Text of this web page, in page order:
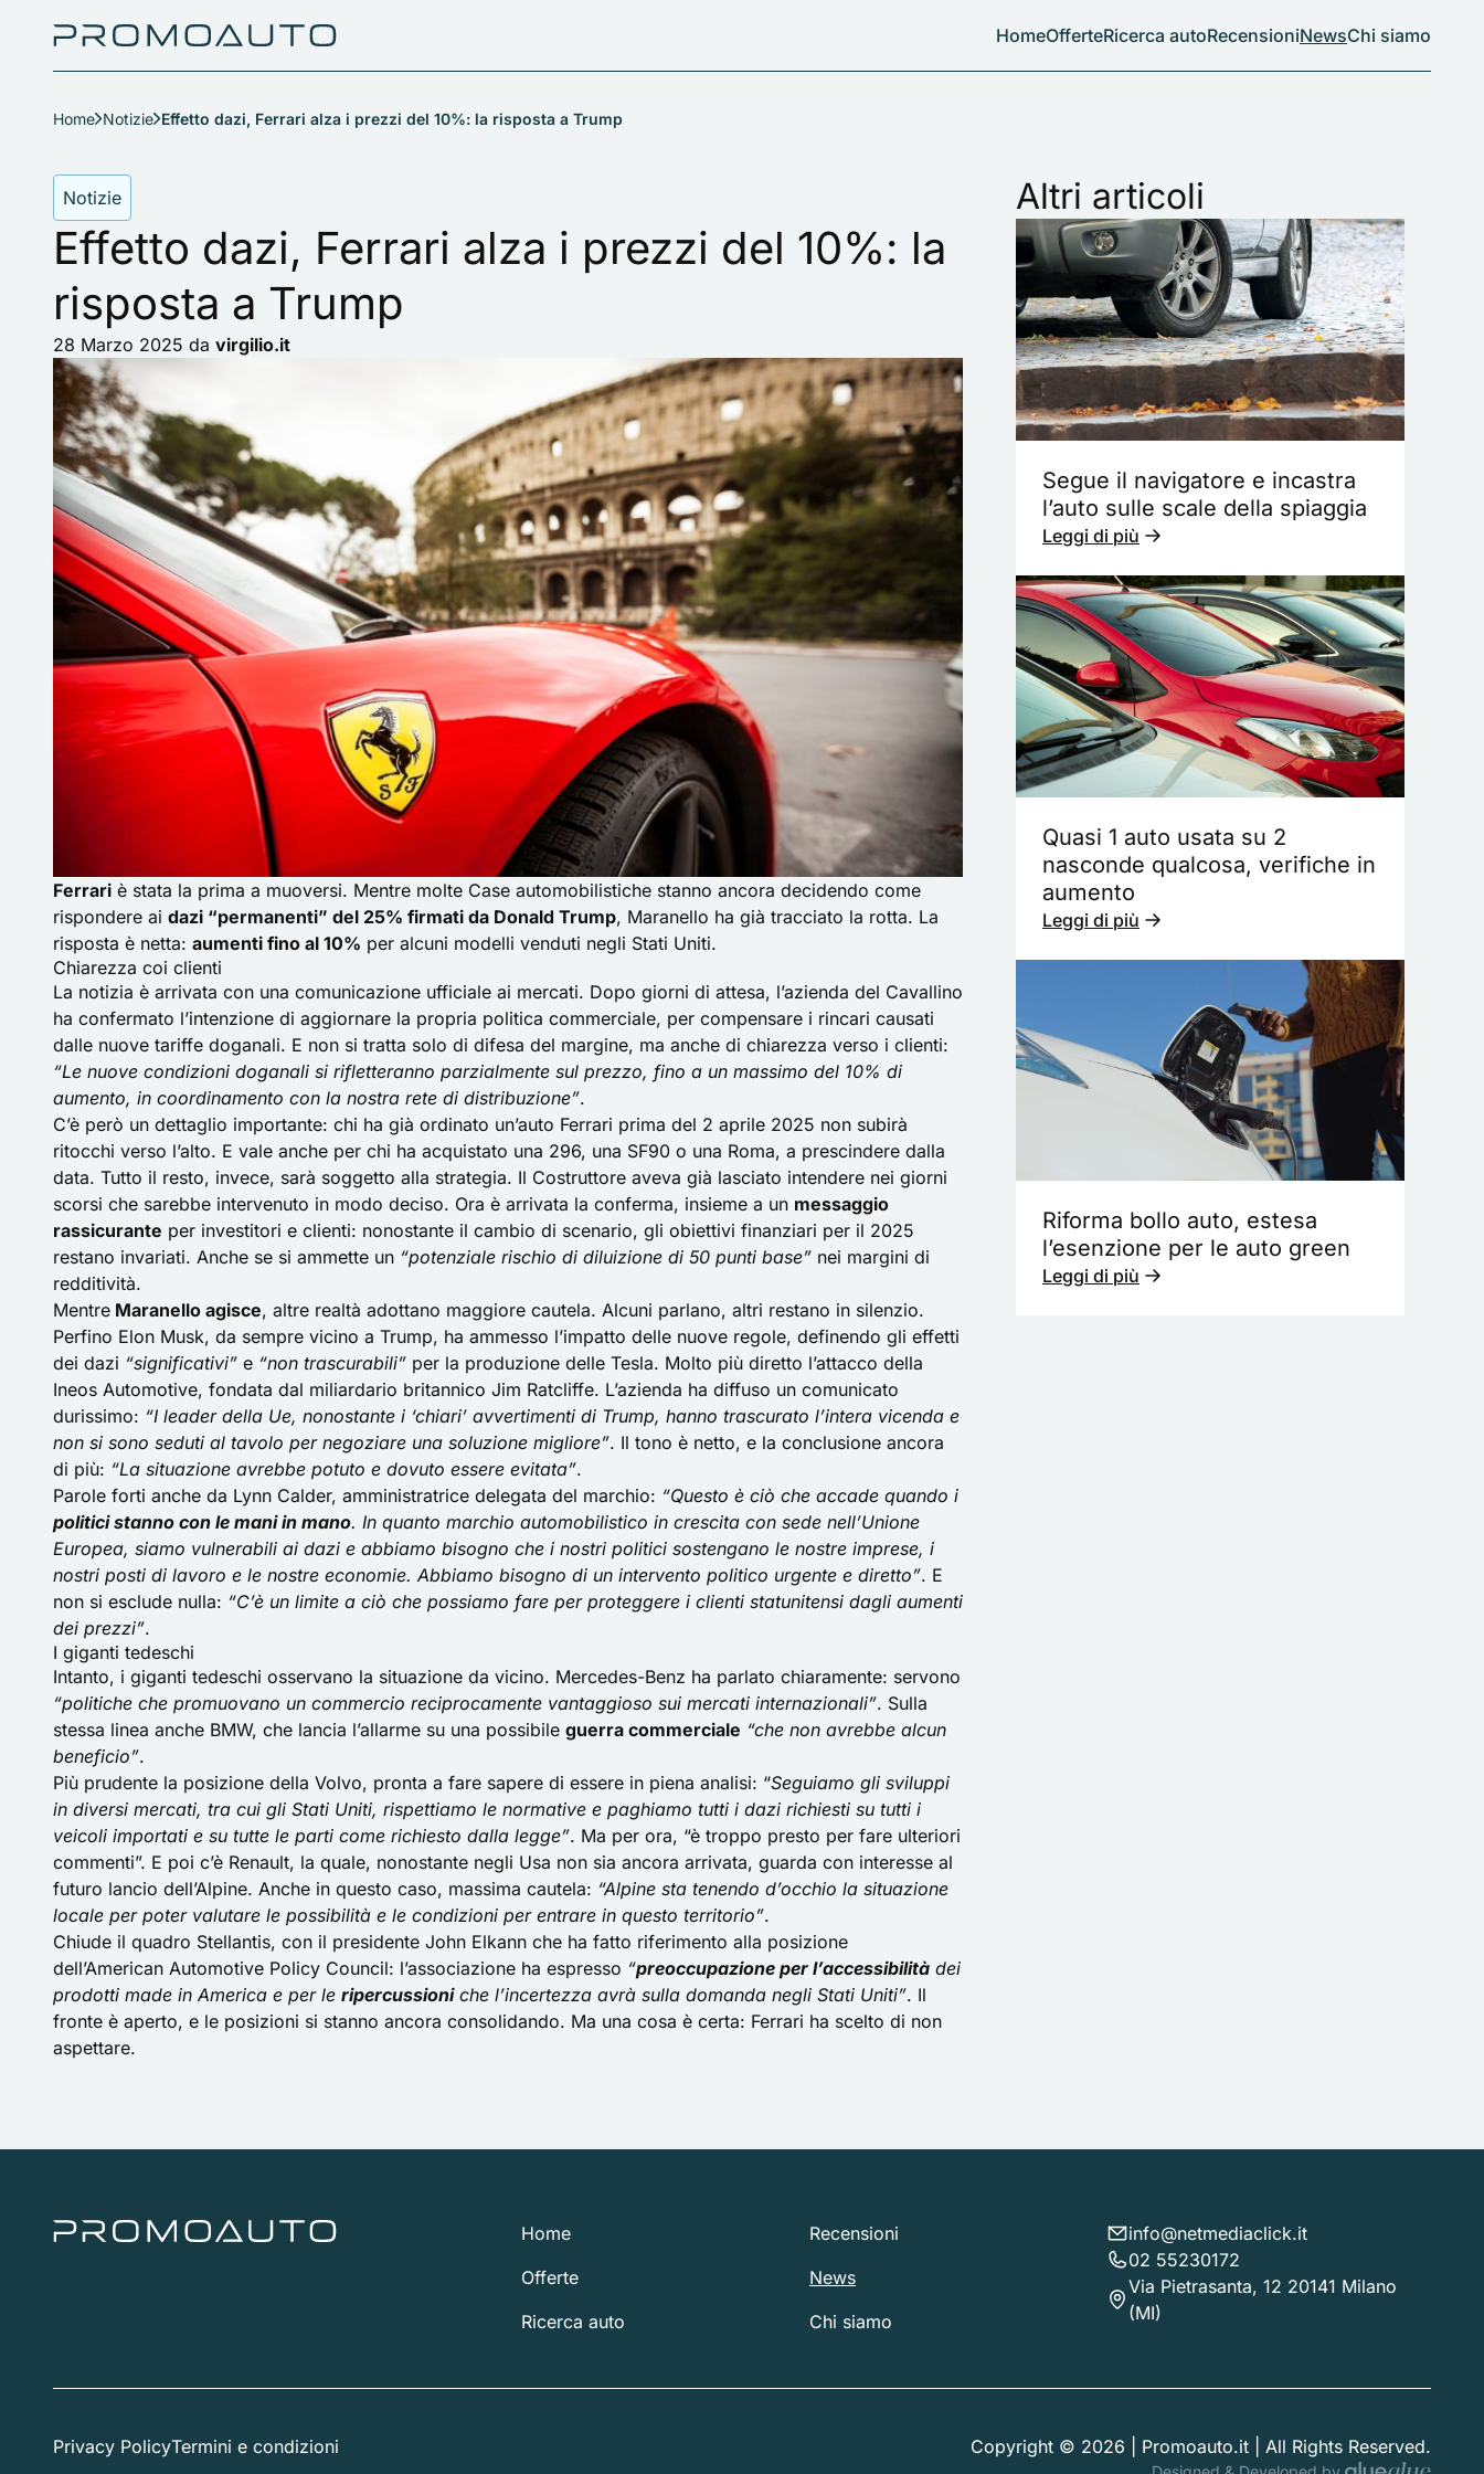
HomeOfferteRicerca autoRecensioniNewsChi siamo
Home Notizie Effetto dazi, Ferrari alza i prezzi del 10%: la risposta a Trump
Notizie
Effetto dazi, Ferrari alza i prezzi del 10%: la
risposta a Trump
28 Marzo 2025 da virgilio.it
Ferrari è stata la prima a muoversi. Mentre molte Case automobilistiche stanno ancora decidendo come
rispondere ai dazi “permanenti” del 25% firmati da Donald Trump, Maranello ha già tracciato la rotta. La
risposta è netta: aumenti fino al 10% per alcuni modelli venduti negli Stati Uniti.
Chiarezza coi clienti
La notizia è arrivata con una comunicazione ufficiale ai mercati. Dopo giorni di attesa, l’azienda del Cavallino
ha confermato l’intenzione di aggiornare la propria politica commerciale, per compensare i rincari causati
dalle nuove tariffe doganali. E non si tratta solo di difesa del margine, ma anche di chiarezza verso i clienti:
“Le nuove condizioni doganali si rifletteranno parzialmente sul prezzo, fino a un massimo del 10% di
aumento, in coordinamento con la nostra rete di distribuzione”.
C’è però un dettaglio importante: chi ha già ordinato un’auto Ferrari prima del 2 aprile 2025 non subirà
ritocchi verso l’alto. E vale anche per chi ha acquistato una 296, una SF90 o una Roma, a prescindere dalla
data. Tutto il resto, invece, sarà soggetto alla strategia. Il Costruttore aveva già lasciato intendere nei giorni
scorsi che sarebbe intervenuto in modo deciso. Ora è arrivata la conferma, insieme a un messaggio
rassicurante per investitori e clienti: nonostante il cambio di scenario, gli obiettivi finanziari per il 2025
restano invariati. Anche se si ammette un “potenziale rischio di diluizione di 50 punti base” nei margini di
redditività.
Mentre Maranello agisce, altre realtà adottano maggiore cautela. Alcuni parlano, altri restano in silenzio.
Perfino Elon Musk, da sempre vicino a Trump, ha ammesso l’impatto delle nuove regole, definendo gli effetti
dei dazi “significativi” e “non trascurabili” per la produzione delle Tesla. Molto più diretto l’attacco della
Ineos Automotive, fondata dal miliardario britannico Jim Ratcliffe. L’azienda ha diffuso un comunicato
durissimo: “I leader della Ue, nonostante i ‘chiari’ avvertimenti di Trump, hanno trascurato l’intera vicenda e
non si sono seduti al tavolo per negoziare una soluzione migliore”. Il tono è netto, e la conclusione ancora
di più: “La situazione avrebbe potuto e dovuto essere evitata”.
Parole forti anche da Lynn Calder, amministratrice delegata del marchio: “Questo è ciò che accade quando i
politici stanno con le mani in mano. In quanto marchio automobilistico in crescita con sede nell’Unione
Europea, siamo vulnerabili ai dazi e abbiamo bisogno che i nostri politici sostengano le nostre imprese, i
nostri posti di lavoro e le nostre economie. Abbiamo bisogno di un intervento politico urgente e diretto”. E
non si esclude nulla: “C’è un limite a ciò che possiamo fare per proteggere i clienti statunitensi dagli aumenti
dei prezzi”.
I giganti tedeschi
Intanto, i giganti tedeschi osservano la situazione da vicino. Mercedes-Benz ha parlato chiaramente: servono
“politiche che promuovano un commercio reciprocamente vantaggioso sui mercati internazionali”. Sulla
stessa linea anche BMW, che lancia l’allarme su una possibile guerra commerciale “che non avrebbe alcun
beneficio”.
Più prudente la posizione della Volvo, pronta a fare sapere di essere in piena analisi: “Seguiamo gli sviluppi
in diversi mercati, tra cui gli Stati Uniti, rispettiamo le normative e paghiamo tutti i dazi richiesti su tutti i
veicoli importati e su tutte le parti come richiesto dalla legge”. Ma per ora, “è troppo presto per fare ulteriori
commenti”. E poi c’è Renault, la quale, nonostante negli Usa non sia ancora arrivata, guarda con interesse al
futuro lancio dell’Alpine. Anche in questo caso, massima cautela: “Alpine sta tenendo d’occhio la situazione
locale per poter valutare le possibilità e le condizioni per entrare in questo territorio”.
Chiude il quadro Stellantis, con il presidente John Elkann che ha fatto riferimento alla posizione
dell’American Automotive Policy Council: l’associazione ha espresso “preoccupazione per l’accessibilità dei
prodotti made in America e per le ripercussioniche l’incertezza avrà sulla domanda negli Stati Uniti”. Il
fronte è aperto, e le posizioni si stanno ancora consolidando. Ma una cosa è certa: Ferrari ha scelto di non
aspettare.
Altri articoli
Segue il navigatore e incastra
l’auto sulle scale della spiaggia
Leggi di più
Quasi 1 auto usata su 2
nasconde qualcosa, verifiche in
aumento
Leggi di più
Riforma bollo auto, estesa
l’esenzione per le auto green
Leggi di più
Home
Offerte
Ricerca auto
Recensioni
News
Chi siamo
info@netmediaclick.it
02 55230172
Via Pietrasanta, 12 20141 Milano
(MI)
Privacy PolicyTermini e condizioni Copyright © 2026 | Promoauto.it | All Rights Reserved.